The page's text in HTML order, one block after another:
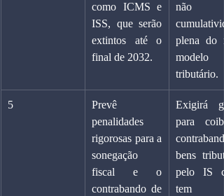
como ICMS e
ISS, que serão
extintos até o
final de 2032.
não
plena do
modelo
tributário.
5
Prevê
penalidades
rigorosas para a
sonegação
fiscal e o
contrabando de
Exigirá
para
bens
pelo IS
tem